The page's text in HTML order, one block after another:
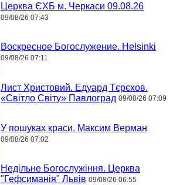
Церква ЄХБ м. Черкаси 09.08.26
09/08/26 07:43
Воскресное Богослужение. Helsinki
09/08/26 07:11
Лист Христовий. Едуард Тєрєхов.
«Світло Світу» Павлоград 09/08/26 07:09
У пошуках краси. Максим Верман
09/08/26 07:02
Недільне Богослужіння. Церква
"Гефсиманія" Львів 09/08/26 06:55